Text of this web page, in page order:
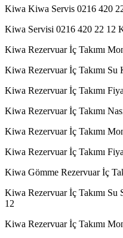
Kiwa Kiwa Servis 0216 420
Kiwa Servisi 0216 420 22 12
Kiwa Rezervuar İç Takımı
Kiwa Rezervuar İç Takımı Su
Kiwa Rezervuar İç Takımı
Kiwa Rezervuar İç Takımı
Kiwa Rezervuar İç Takımı
Kiwa Rezervuar İç Takımı
Kiwa Gömme Rezervuar İç
Kiwa Rezervuar İç Takımı Su
12
Kiwa Rezervuar İç Takımı